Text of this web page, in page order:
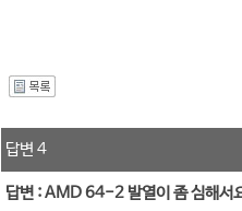
답변 4
답변 : AMD 64-2 발열이 좀 심해서